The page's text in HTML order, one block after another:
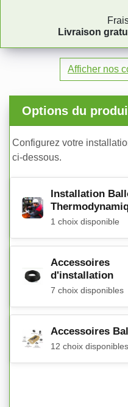
Livraison
Afficher nos
Options du
Configurez votre
ci-dessous.
Installation
1 choix disponible
Accessoires
d'installation
7 choix disponibles
Accessoires
12 choix disponibles